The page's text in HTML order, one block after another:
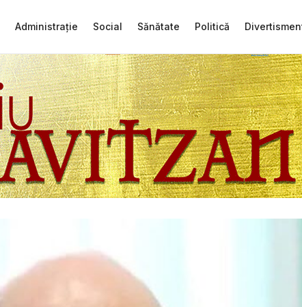
Administrație Social Sănătate Politică